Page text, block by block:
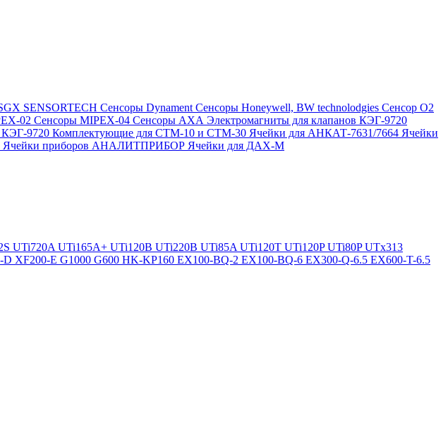
SENSORTECH Сенсоры Dynament Сенсоры Honeywell, BW technolodgies Сенсор O2
02 Сенсоры MIPEX-04 Сенсоры АХА Электромагниты для клапанов КЭГ-9720
КЭГ-9720 Комплектующие для СТМ-10 и СТМ-30 Ячейки для АНКАТ-7631/7664 Ячейки
Ячейки приборов АНАЛИТПРИБОР Ячейки для ДАХ-М
UTi720A UTi165A+ UTi120B UTi220B UTi85A UTi120T UTi120PUTi80PUTx313
D XF200-E G1000 G600 HK-KP160 EX100-BQ-2 EX100-BQ-6 EX300-Q-6.5 EX600-T-6.5